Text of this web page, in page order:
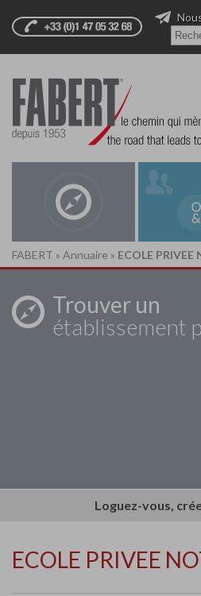
FABERT » Annuaire » ECOLE
Trouver un
établissement
Loguez-vous,
ECOLE PRIVEE